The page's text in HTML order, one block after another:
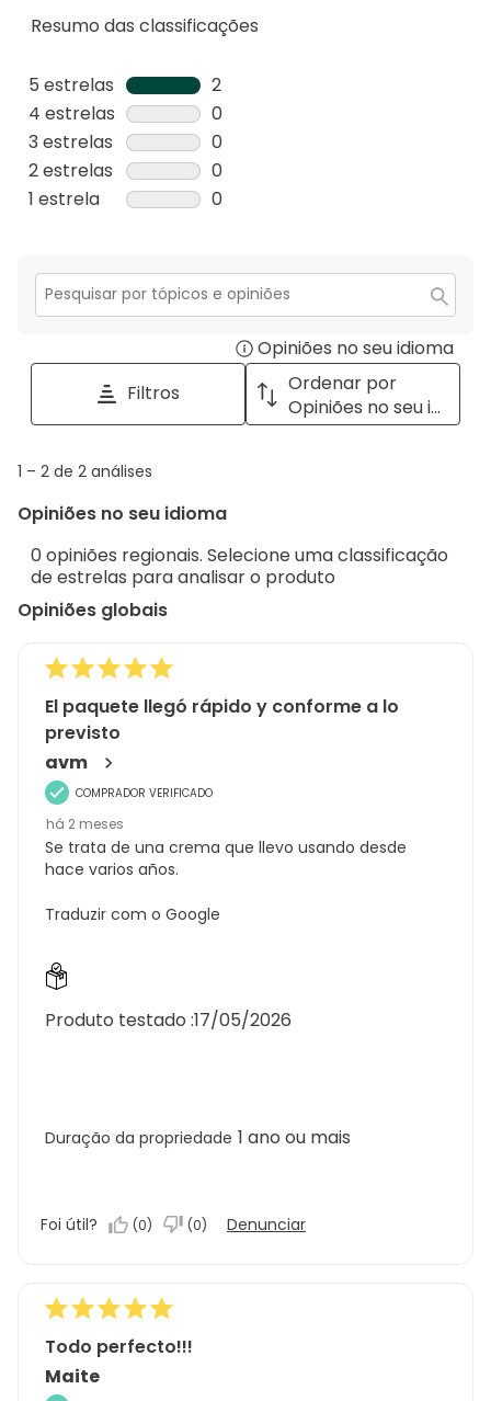
Resumo das classificações
5 estrelas estrelas
2
2
análises
com
5
4 estrelas estrelas
0
0
análise
com
3 estrelas estrelas
0
0
análise
estrelas.
2 estrelas estrelas
0
0
2
estrelas.
1 estrela estrelas
0
com
1
Secção
Opiniões no seu idioma
a
with
Filtros
Ordenar por
Opiniões no seu idioma
1
2
análises
1 – 2 de 2 análises
Opiniões no seu idioma
0 opiniões regionais. Selecione uma classificação
de estrelas para analisar o produto
Opiniões globais
El paquete llegó rápido y conforme a lo
previsto
avm
COMPRADOR VERIFICADO
há 2 meses
Se trata de una crema que llevo usando desde
hace varios años.
Traduzir com o Google
Duração da propriedade 1 ano ou mais
Produto testado :17/05/2026
Foi útil? (0) (0) Denunciar
Todo perfecto!!!
Maite